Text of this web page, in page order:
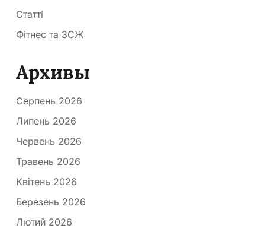
Статті
Фітнес та ЗСЖ
Архивы
Серпень 2026
Липень 2026
Червень 2026
Травень 2026
Квітень 2026
Березень 2026
Лютий 2026